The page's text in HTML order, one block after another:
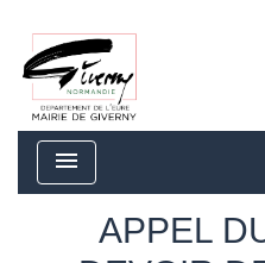
menu
APPEL